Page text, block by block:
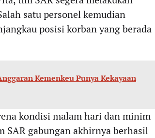
satu personel kemudian
posisi korban yang berada
Kemenkeu Punya Kekayaan
kondisi malam hari dan minim
gabungan akhirnya berhasil